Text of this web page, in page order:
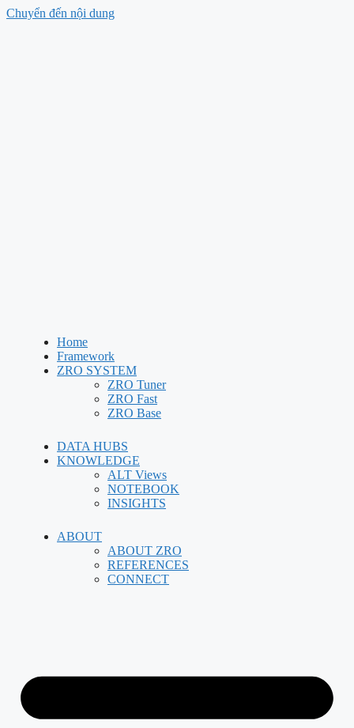
Chuyển đến nội dung
Home
Framework
ZRO SYSTEM
ZRO Tuner
ZRO Fast
ZRO Base
DATA HUBS
KNOWLEDGE
ALT Views
NOTEBOOK
INSIGHTS
ABOUT
ABOUT ZRO
REFERENCES
CONNECT